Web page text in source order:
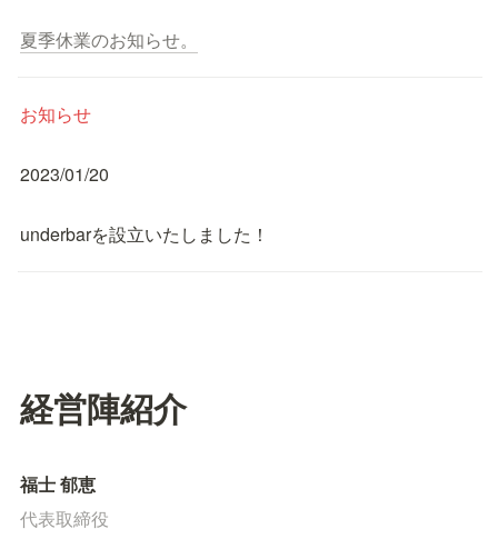
夏季休業のお知らせ。
お知らせ
2023/01/20
underbarを設立いたしました！
経営陣紹介
福士 郁恵
代表取締役